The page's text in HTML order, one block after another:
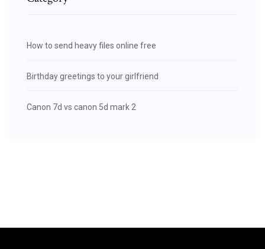
How to send heavy files online free
Birthday greetings to your girlfriend
Canon 7d vs canon 5d mark 2